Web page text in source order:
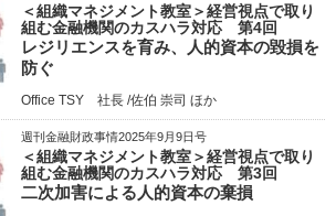
＜組織マネジメント教室＞経営視点で取り
組む金融機関のカスハラ対応 第4回
レジリエンスを育み、人的資本の毀損を
防ぐ
Office TSY 社長 /佐伯 崇司 ほか
週刊金融財政事情2025年9月9日号
＜組織マネジメント教室＞経営視点で取り
組む金融機関のカスハラ対応 第3回
二次加害による人的資本の棄損